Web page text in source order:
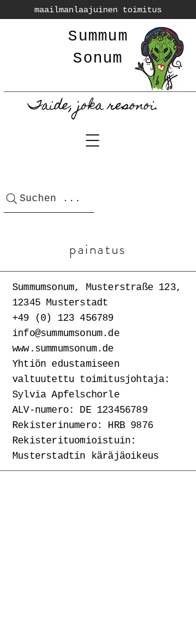
maailmanlaajuinen toimitus
Taide, joka resonoi.
Summum
Sonum
Suchen ...
painatus
Summumsonum, Musterstraße 123,
12345 Musterstadt
+49 (0) 123 456789
info@summumsonum.de
www.summumsonum.de
Yhtiön edustamiseen
valtuutettu toimitusjohtaja:
Sylvia Apfelschorle
ALV-numero: DE 123456789
Rekisterinumero: HRB 9876
Rekisterituomioistuin:
Musterstadtin käräjäoikeus